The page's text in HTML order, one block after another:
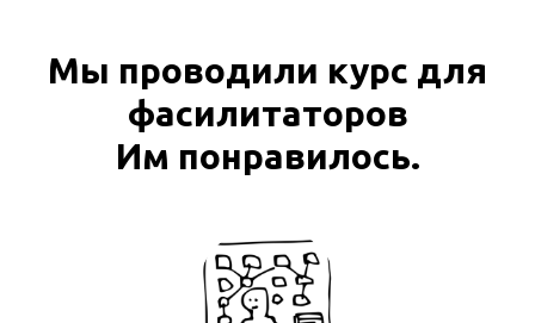
Мы проводили курс для
фасилитаторов
Им понравилось.